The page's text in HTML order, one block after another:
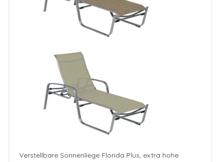
Verstellbare Sonnenliege Florida Plus, extra hohe